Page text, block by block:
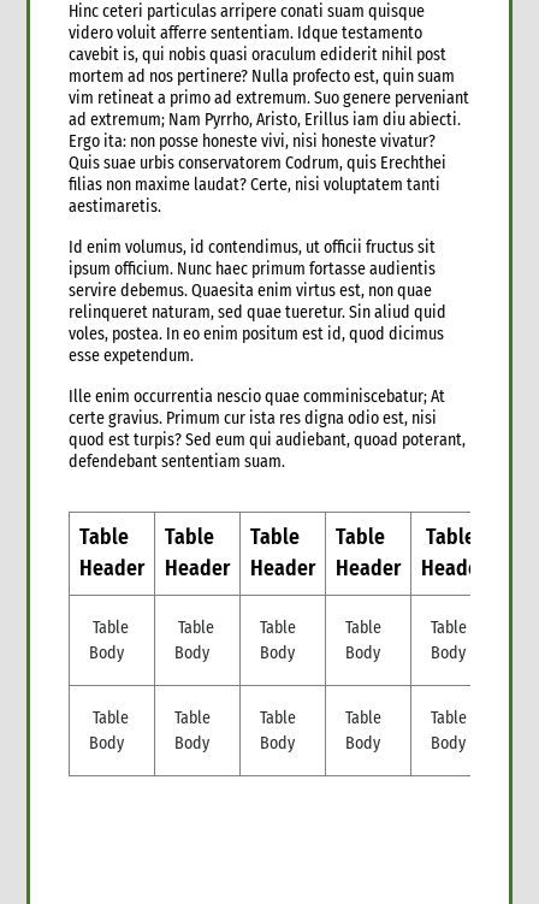
Hinc ceteri particulas arripere conati suam quisque
videro voluit afferre sententiam. Idque testamento
cavebit is, qui nobis quasi oraculum ediderit nihil post
mortem ad nos pertinere? Nulla profecto est, quin suam
vim retineat a primo ad extremum. Suo genere perveniant
ad extremum; Nam Pyrrho, Aristo, Erillus iam diu abiecti.
Ergo ita: non posse honeste vivi, nisi honeste vivatur?
Quis suae urbis conservatorem Codrum, quis Erechthei
filias non maxime laudat? Certe, nisi voluptatem tanti
aestimaretis.
Id enim volumus, id contendimus, ut officii fructus sit
ipsum officium. Nunc haec primum fortasse audientis
servire debemus. Quaesita enim virtus est, non quae
relinqueret naturam, sed quae tueretur. Sin aliud quid
voles, postea. In eo enim positum est id, quod dicimus
esse expetendum.
Ille enim occurrentia nescio quae comminiscebatur; At
certe gravius. Primum cur ista res digna odio est, nisi
quod est turpis? Sed eum qui audiebant, quoad poterant,
defendebant sententiam suam.
Table
Header
Table
Header
Table
Header
Table
Header
Table
Header
Table
Body
Table
Body
Table
Body
Table
Body
Table
Body
Table
Body
Table
Body
Table
Body
Table
Body
Table
Body